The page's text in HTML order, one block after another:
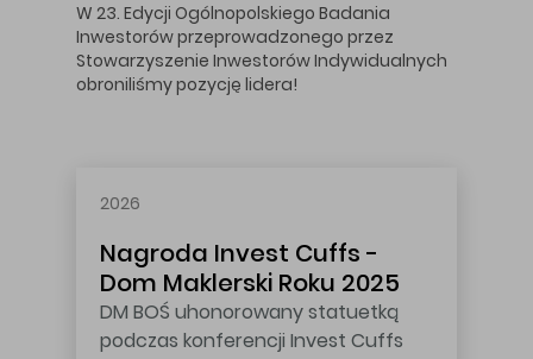
W 23. Edycji Ogólnopolskiego Badania
Inwestorów przeprowadzonego przez
Stowarzyszenie Inwestorów Indywidualnych
obroniliśmy pozycję lidera!
2026
Nagroda Invest Cuffs -
Dom Maklerski Roku 2025
DM BOŚ uhonorowany statuetką
podczas konferencji Invest Cuffs